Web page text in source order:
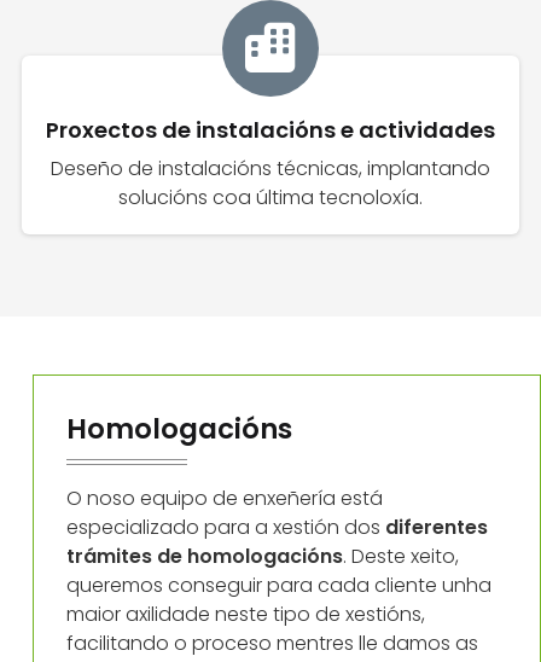
Proxectos de instalacións e actividades
Deseño de instalacións técnicas, implantando
solucións coa última tecnoloxía.
Homologacións
O noso equipo de enxeñería está
especializado para a xestión dos diferentes
trámites de homologacións. Deste xeito,
queremos conseguir para cada cliente unha
maior axilidade neste tipo de xestións,
facilitando o proceso mentres lle damos as